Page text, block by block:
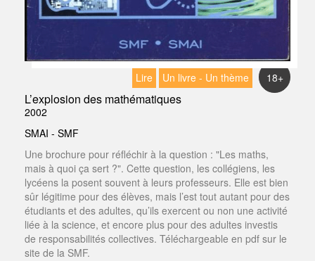
Lire Un livre - Un thème 18+
L’explosion des mathématiques
2002
SMAI - SMF
Une brochure pour réfléchir à la question : "Les maths,
mais à quoi ça sert ?". Cette question, les collégiens, les
lycéens la posent souvent à leurs professeurs. Elle est bien
sûr légitime pour des élèves, mais l’est tout autant pour des
étudiants et des adultes, qu’ils exercent ou non une activité
liée à la science, et encore plus pour des adultes investis
de responsabilités collectives. Téléchargeable en pdf sur le
site de la SMF.